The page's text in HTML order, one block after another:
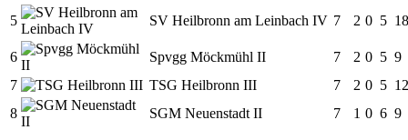
5 SV Heilbronn am Leinbach IV 7 2 0 5 18
6 Spvgg Möckmühl II 7 2 0 5 9
7
TSG Heilbronn III 7 2 0 5 12
8
SGM Neuenstadt II 7 1 0 6 9